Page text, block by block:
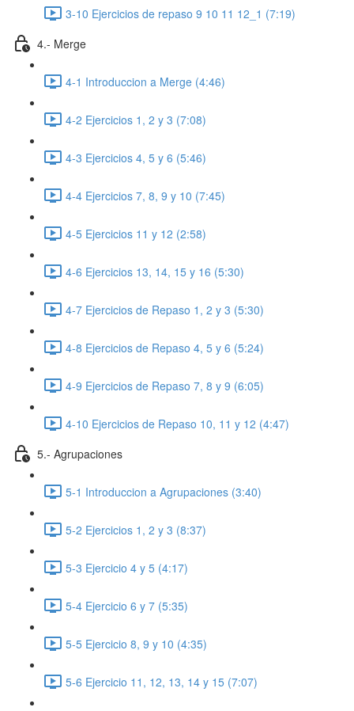
3-10 Ejercicios de repaso 9 10 11 12_1 (7:19)
4.- Merge
4-1 Introduccion a Merge (4:46)
4-2 Ejercicios 1, 2 y 3 (7:08)
4-3 Ejercicios 4, 5 y 6 (5:46)
4-4 Ejercicios 7, 8, 9 y 10 (7:45)
4-5 Ejercicios 11 y 12 (2:58)
4-6 Ejercicios 13, 14, 15 y 16 (5:30)
4-7 Ejercicios de Repaso 1, 2 y 3 (5:30)
4-8 Ejercicios de Repaso 4, 5 y 6 (5:24)
4-9 Ejercicios de Repaso 7, 8 y 9 (6:05)
4-10 Ejercicios de Repaso 10, 11 y 12 (4:47)
5.- Agrupaciones
5-1 Introduccion a Agrupaciones (3:40)
5-2 Ejercicios 1, 2 y 3 (8:37)
5-3 Ejercicio 4 y 5 (4:17)
5-4 Ejercicio 6 y 7 (5:35)
5-5 Ejercicio 8, 9 y 10 (4:35)
5-6 Ejercicio 11, 12, 13, 14 y 15 (7:07)